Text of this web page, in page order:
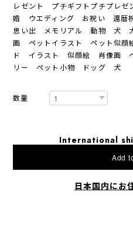
レゼント プチギフトプチプレ
婚 ウエディング お祝い 還暦
思い出 メモリアル 動物 犬
画 ペットイラスト ペット似顔
ド イラスト 似顔絵 肖像画 ペ
リー ペット小物 ドッグ 犬
数量
International
Add
日本国内にお